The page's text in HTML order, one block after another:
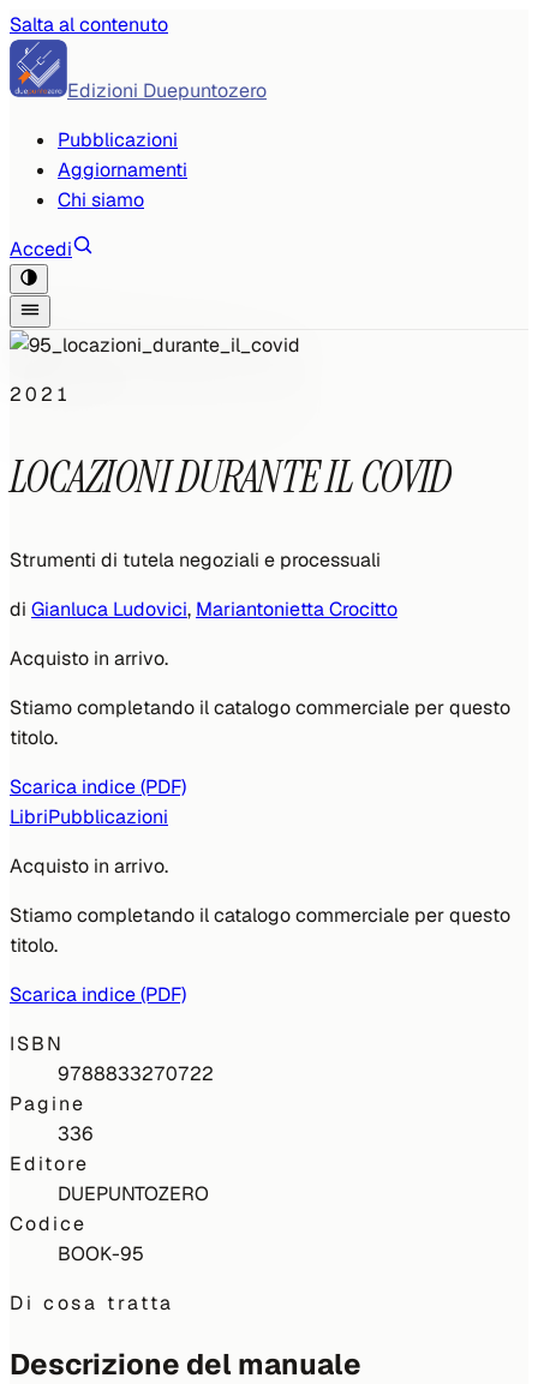
Salta al contenuto
Edizioni Duepuntozero
Pubblicazioni
Aggiornamenti
Chi siamo
Accedi
2021
LOCAZIONI DURANTE IL COVID
Strumenti di tutela negoziali e processuali
di Gianluca Ludovici, Mariantonietta Crocitto
Acquisto in arrivo.
Stiamo completando il catalogo commerciale per questo
titolo.
Scarica indice (PDF)
LibriPubblicazioni
Acquisto in arrivo.
Stiamo completando il catalogo commerciale per questo
titolo.
Scarica indice (PDF)
ISBN
9788833270722
Pagine
336
Editore
DUEPUNTOZERO
Codice
BOOK-95
Di cosa tratta
Descrizione del manuale